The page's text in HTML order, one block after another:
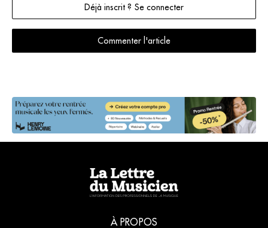
Déjà inscrit ? Se connecter
Commenter l'article
À PROPOS